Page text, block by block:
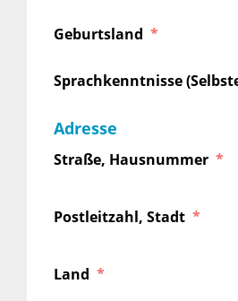
Geburtsland
Sprachkenntnisse
Adresse
Straße, Hausnummer
Postleitzahl, Stadt
Land